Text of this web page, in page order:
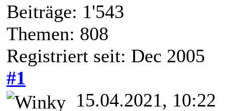
Beiträge: 1'543
Themen: 808
Registriert seit: Dec 2005
#1
15.04.2021, 10:22